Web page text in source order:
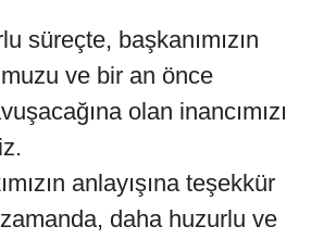
süreçte, başkanımızın
ve bir an önce
olan inancımızı
anlayışına teşekkür
daha huzurlu ve